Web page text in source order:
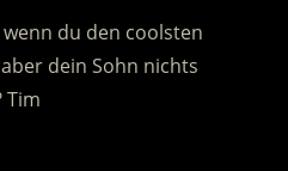
du den coolsten
dein Sohn nichts
Tim